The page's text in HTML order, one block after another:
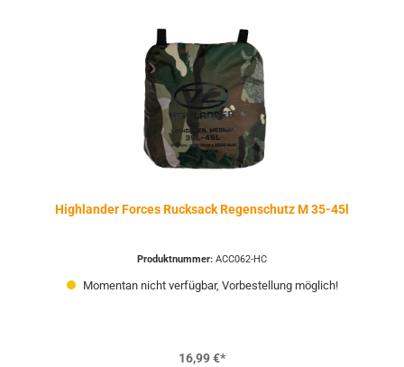
Highlander Forces Rucksack Regenschutz M 35-45l
Produktnummer: ACC062-HC
Momentan nicht verfügbar, Vorbestellung möglich!
16,99 €*